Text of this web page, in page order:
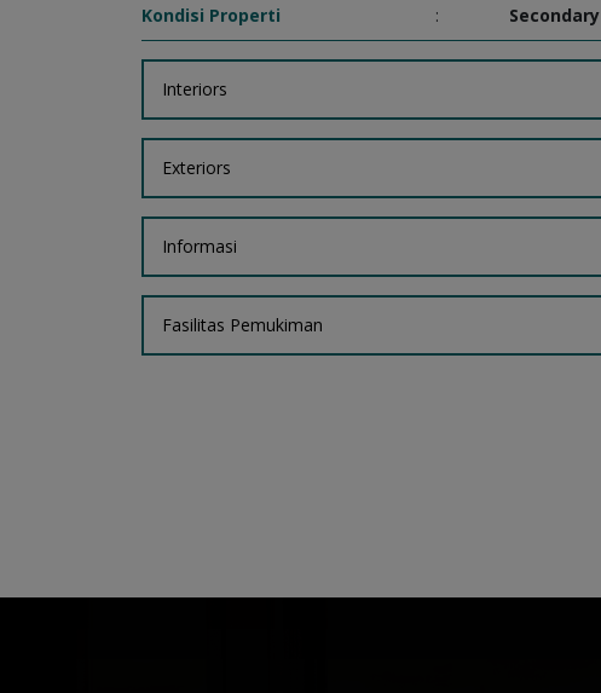
Kondisi Properti : Secondary
Interiors
Exteriors
Informasi
Fasilitas Pemukiman